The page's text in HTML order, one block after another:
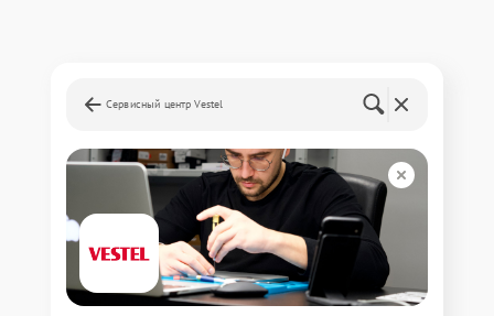
Сервисный центр Vestel